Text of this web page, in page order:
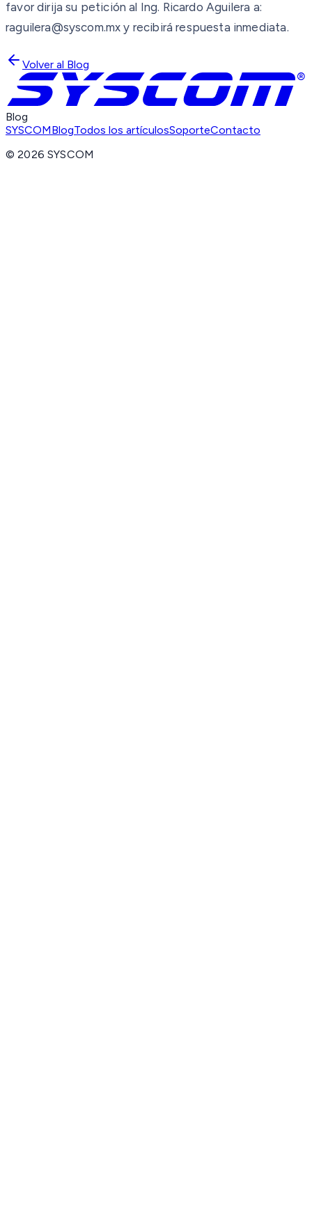
favor dirija su petición al Ing. Ricardo Aguilera a:
raguilera@syscom.mx y recibirá respuesta inmediata.
Volver al Blog
Blog
SYSCOMBlogTodos los artículosSoporteContacto
©2026 SYSCOM